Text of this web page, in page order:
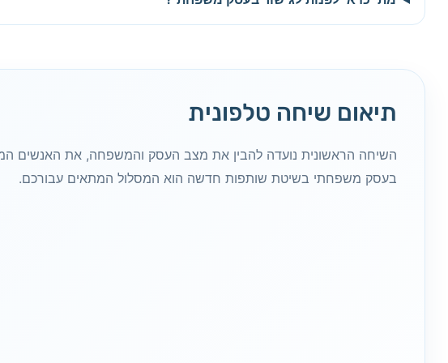
תיאום שיחה טלפונית
השיחה הראשונית נועדה להבין את מצב העסק והמשפחה, את האנשים
בעסק משפחתי בשיטת שותפות חדשה הוא המסלול המתאים עבורכם.